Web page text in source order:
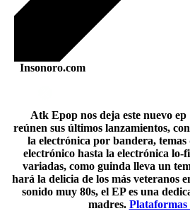
Insonoro.com
Atk Epop nos deja este nuevo
reúnen sus últimos lanzamientos,
la electrónica por bandera, temas
electrónico hasta la electrónica
variadas, como guinda lleva un
hará la delicia de los más veteranos
sonido muy 80s, el EP es una
madres. Plataformas